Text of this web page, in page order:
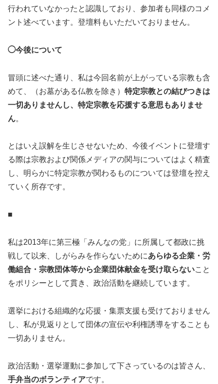
行われていなかったと認識しており、参加者も同様のコメ
ント述べています。登壇料もいただいておりません。
◯今後について
冒頭に述べた通り、私は今回名前が上がっている宗教も含
めて、（お墓がある仏教を除き） 特定宗教との結びつきは
一切ありませんし、特定宗教を応援する意思もありませ
ん。
とはいえ誤解を生じさせないため、今後イベントに登壇す
る際は宗教および関係メディアの関与についてはよく精査
し、明らかに特定宗教が関わるものについては登壇を控え
ていく所存です。
■
私は2013年に第三極「みんなの党」に所属して都政に挑
戦して以来、しがらみを作らないためにあらゆる企業・労
働組合・宗教団体等から企業団体献金を受け取らないこと
をポリシーとして貫き、政治活動を継続しています。
選挙における組織的な応援・集票支援も受けておりません
し、私が見返りとして団体の宣伝や利権誘導をすることも
一切ありません。
政治活動・選挙運動に参加して下さっているのは皆さん、
手弁当のボランティアです。